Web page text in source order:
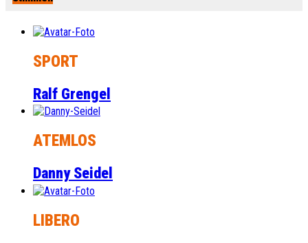
SPORT
Ralf Grengel
ATEMLOS
Danny Seidel
LIBERO